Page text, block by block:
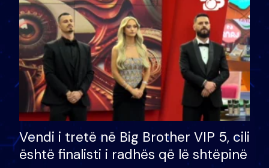
Vendi i tretë në Big Brother VIP 5, cili
është finalisti i radhës që lë shtëpinë